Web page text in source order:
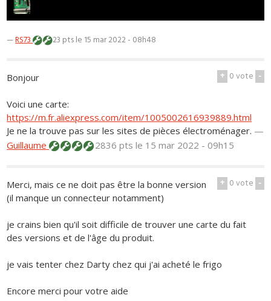
—RS73 23 ptsle 15 mar 2022 - 08h48
+ 0vote -
Bonjour
Voici une carte:
https://m.fr.aliexpress.com/item/1005002616939889.html
Je ne la trouve pas sur les sites de pièces électroménager. —
Guillaume
2836 ptsle 15 mar 2022 - 09h15
+ 0vote -
Merci, mais ce ne doit pas être la bonne version
(il manque un connecteur notamment)
je crains bien qu'il soit difficile de trouver une carte du fait
des versions et de l'âge du produit.
je vais tenter chez Darty chez qui j'ai acheté le frigo
Encore merci pour votre aide